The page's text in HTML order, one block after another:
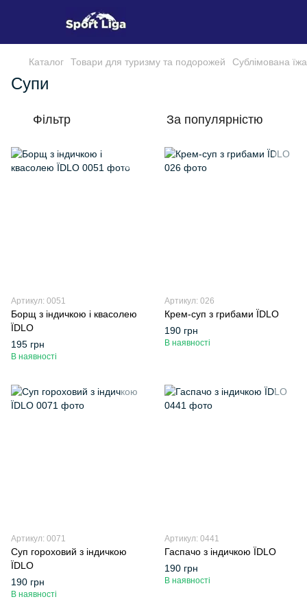
Каталог Товари для туризму та подорожей Сублімована їжа
Супи
Фільтр За популярністю
Артикул: 0051
Борщ з індичкою і квасолею
ЇDLO
195 грн
В наявності
Артикул: 026
Крем-суп з грибами ЇDLO
190 грн
В наявності
Артикул: 0071
Суп гороховий з індичкою
ЇDLO
190 грн
В наявності
Артикул: 0441
Гаспачо з індичкою ЇDLO
190 грн
В наявності